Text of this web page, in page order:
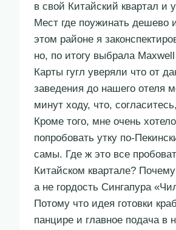
в свой Китайский квартал и
Мест где поужинать дешево
этом районе я
но, по итогу выбрала
Карты гугл уверяли что от
заведения до нашего отеля
минут ходу, что,
Кроме того, мне очень
попробовать утку по-
самы. Где ж это все
Китайском квартале?
а не гордость Сингапура
Потому что идея готовки
панцире и главное подача в